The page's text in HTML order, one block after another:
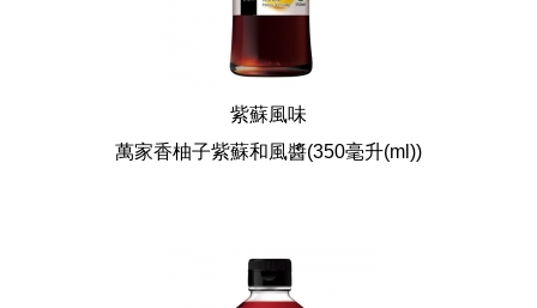
紫蘇風味
萬家香柚子紫蘇和風醬(350毫升(ml))